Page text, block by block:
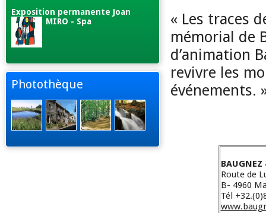
Exposition permanente Joan
MIRO - Spa
Photothèque
« Les traces
mémorial de
d’animation
revivre les
événements.
BAUGNEZ
Route de
B- 4960
Tél